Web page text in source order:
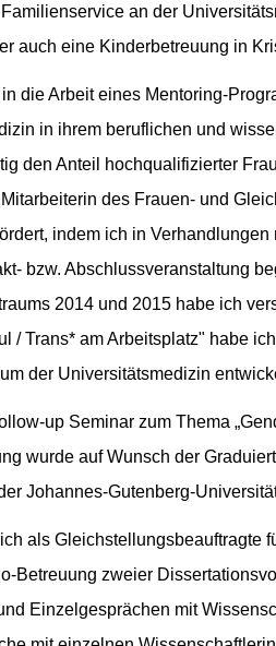
an der
auch eine Kinderbetreuung in
die Arbeit eines Mentoring-
in ihrem beruflichen und
den Anteil hochqualifizierter
des Frauen- und
indem ich in
bzw. Abschlussveranstaltung
2014 und 2015 habe ich
/ Trans* am Arbeitsplatz" habe
der Universitätsmedizin
up Seminar zum Thema
wurde auf Wunsch der
Johannes-Gutenberg-
als Gleichstellungsbeauftragte
Betreuung zweier
Einzelgesprächen mit